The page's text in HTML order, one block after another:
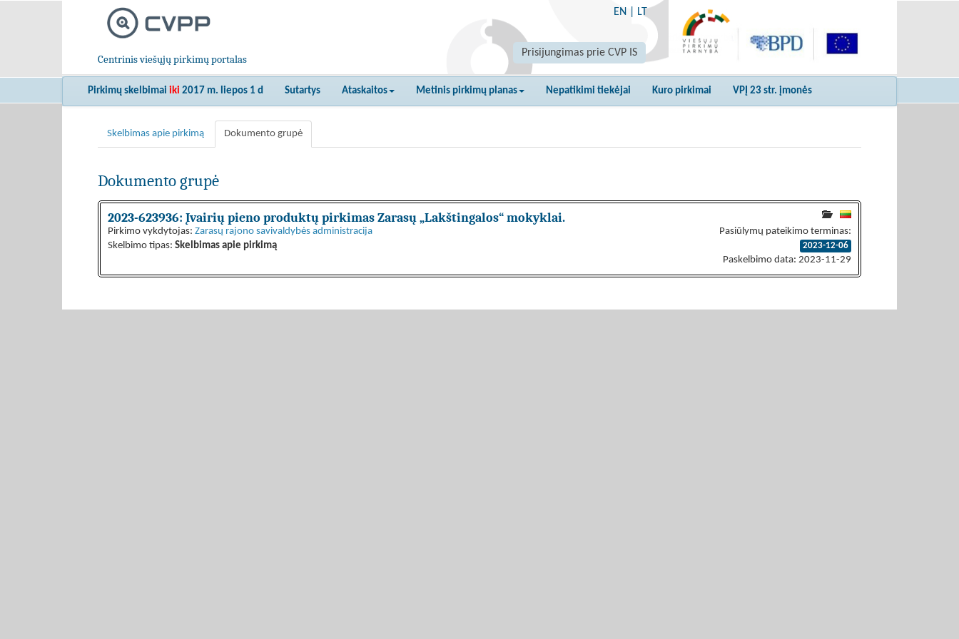
Centrinis viešųjų pirkimų portalas
EN LT
Prisijungimas prie CVP IS
Pirkimų skelbimai iki 2017 m. liepos 1 d Sutartys Ataskaitos Metinis pirkimų planas Nepatikimi tiekėjai Kuro pirkimai VPĮ 23 str. įmonės
Skelbimas apie pirkimą Dokumento grupė
Dokumento grupė
2023-623936: Įvairių pieno produktų pirkimas Zarasų „Lakštingalos“ mokyklai.
Pirkimo vykdytojas: Zarasų rajono savivaldybės administracija
Skelbimo tipas: Skelbimas apie pirkimą
Pasiūlymų pateikimo terminas:
2023-12-06
Paskelbimo data: 2023-11-29